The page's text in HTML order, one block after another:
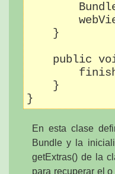
    }
public
    }
}
En esta clase
Bundle y la
getExtras() de la
para recuperar el